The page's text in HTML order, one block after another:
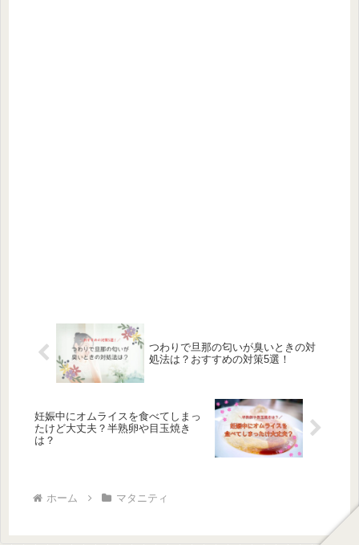
つわりで旦那の匂いが臭いときの対
処法は？おすすめの対策5選！
妊娠中にオムライスを食べてしまっ
たけど大丈夫？半熟卵や目玉焼き
は？
ホーム マタニティ